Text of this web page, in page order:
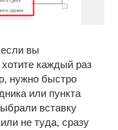
вы
каждый раз
нужно быстро
или пункта
вставку
не туда, сразу